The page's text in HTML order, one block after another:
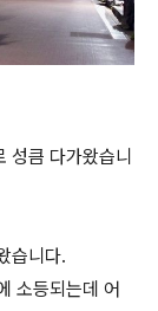
성큼 다가왔습니
습니다.
소등되는데 어